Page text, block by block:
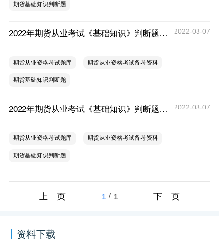
期货基础知识判断题
2022年期货从业考试《基础知识》判断题练习（二） 2022-03-07
期货从业资格考试题库 期货从业资格考试备考资料
期货基础知识判断题
2022年期货从业考试《基础知识》判断题练习（一） 2022-03-07
期货从业资格考试题库 期货从业资格考试备考资料
期货基础知识判断题
上一页 1 / 1 下一页
资料下载